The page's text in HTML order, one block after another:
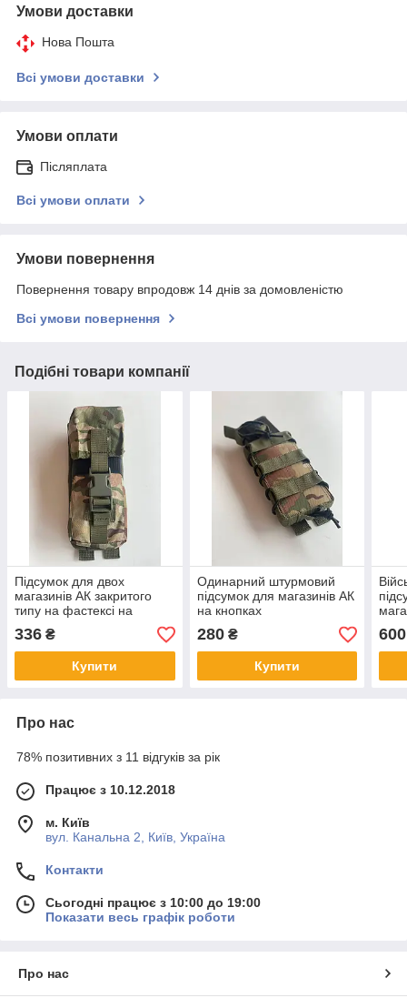
Умови доставки
Нова Пошта
Всі умови доставки
Умови оплати
Післяплата
Всі умови оплати
Умови повернення
Повернення товару впродовж 14 днів за домовленістю
Всі умови повернення
Подібні товари компанії
Підсумок для двох
магазинів АК закритого
типу на фастексі на
кнопках
336 ₴
Купити
Одинарний штурмовий
підсумок для магазинів АК
на кнопках
280₴
Купити
600
Про нас
78% позитивних з 11 відгуків за рік
Працює з 10.12.2018
м. Київ
вул. Канальна 2, Київ, Україна
Контакти
Сьогодні працює з 10:00 до 19:00
Показати весь графік роботи
Про нас